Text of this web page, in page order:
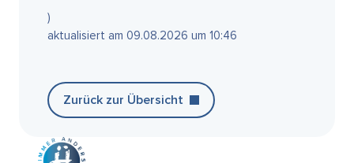
)
aktualisiert am 09.08.2026 um 10:46
Zurück zur Übersicht